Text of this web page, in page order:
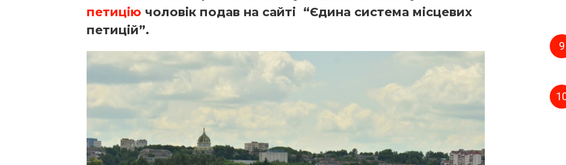
петицію чоловік подав на сайті “Єдина система місцевих
петицій”.